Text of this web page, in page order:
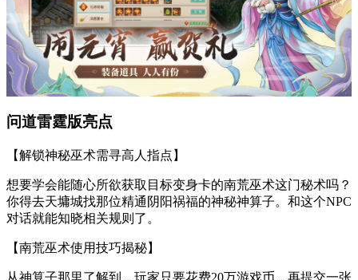
问道雷霆版亮点
【解锁神秘巫术需寻高人指点】
想要学会能随心所欲获取目标变身卡的南荒巫术这门秘术吗？
你得去天墉城找那位精通阴阳祸福的神秘神算子。和这个NPC
对话就能知晓相关规则了。
【南荒巫术使用技巧揭秘】
从神算子那里了解到，玩家只要花费20万游戏币，再提交一张